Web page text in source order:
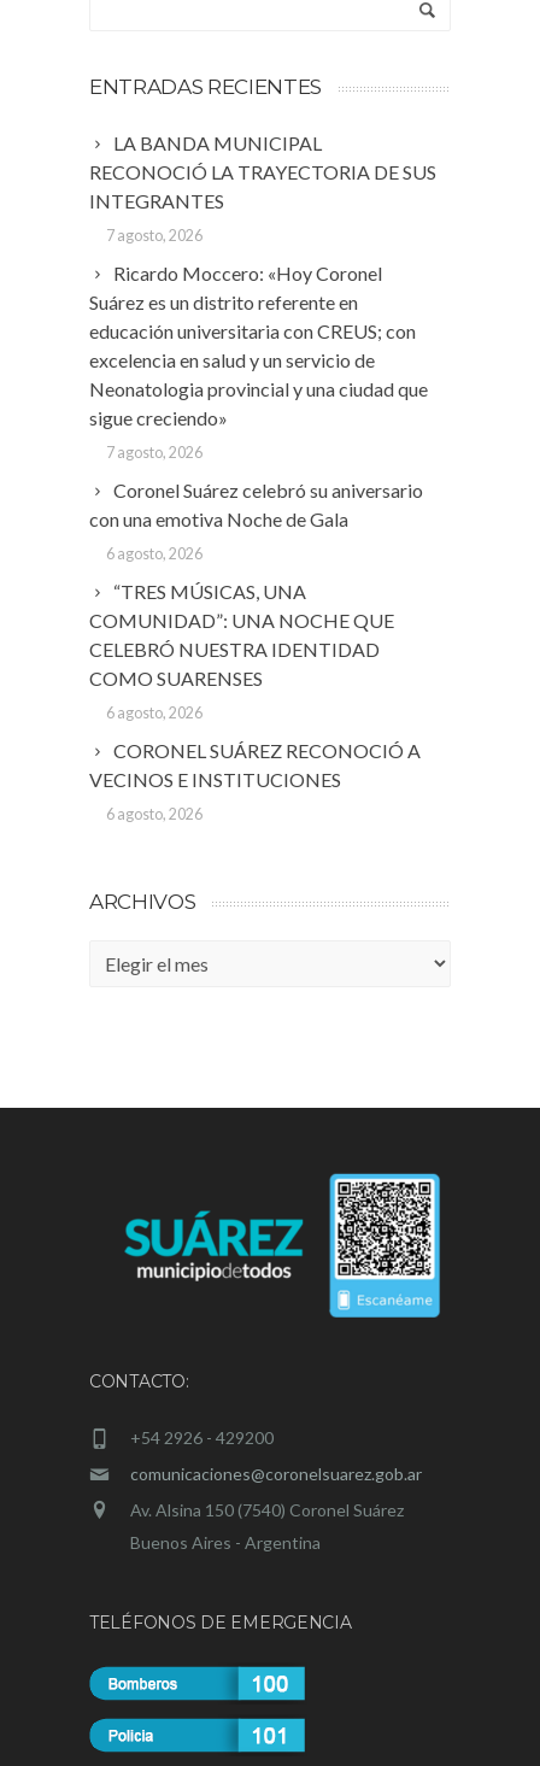
ENTRADAS RECIENTES
LA BANDA MUNICIPAL
RECONOCIÓ LA TRAYECTORIA DE SUS
INTEGRANTES
7 agosto, 2026
Ricardo Moccero: «Hoy Coronel
Suárez es un distrito referente en
educación universitaria con CREUS; con
excelencia en salud y un servicio de
Neonatologia provincial y una ciudad que
sigue creciendo»
7 agosto, 2026
Coronel Suárez celebró su aniversario
con una emotiva Noche de Gala
6 agosto, 2026
“TRES MÚSICAS, UNA
COMUNIDAD”: UNA NOCHE QUE
CELEBRÓ NUESTRA IDENTIDAD
COMO SUARENSES
6 agosto, 2026
CORONEL SUÁREZ RECONOCIÓ A
VECINOS E INSTITUCIONES
6 agosto, 2026
ARCHIVOS
Archivos
CONTACTO:
+54 2926 - 429200
comunicaciones@coronelsuarez.gob.ar
Av. Alsina 150 (7540) Coronel Suárez
Buenos Aires - Argentina
TELÉFONOS DE EMERGENCIA